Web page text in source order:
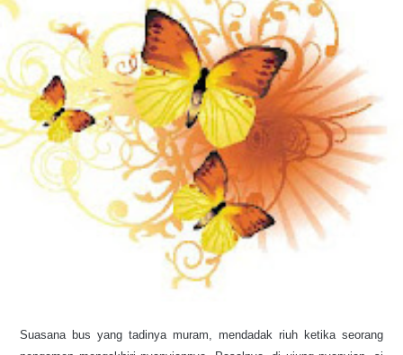
Suasana bus yang tadinya muram, mendadak riuh ketika seorang